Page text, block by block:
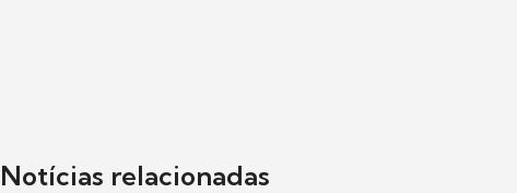
Notícias relacionadas